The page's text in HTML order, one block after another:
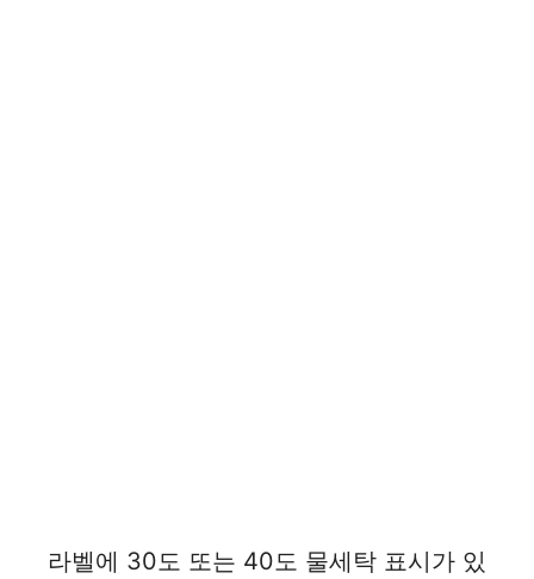
라벨에 30도 또는 40도 물세탁 표시가 있